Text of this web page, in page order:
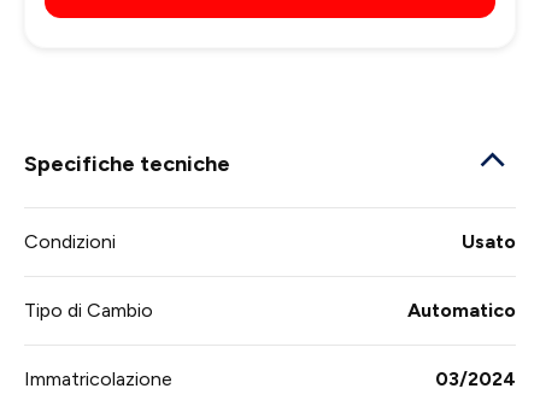
Specifiche tecniche
Condizioni Usato
Tipo di Cambio Automatico
Immatricolazione 03/2024